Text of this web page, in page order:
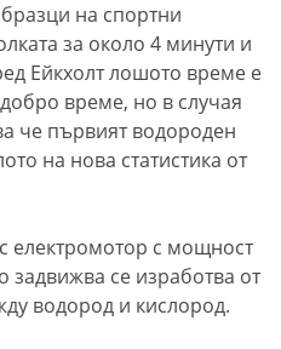
на спортни
за около 4 минути и
Ейкхолт лошото време е
време, но в случая
че първият водороден
на нова статистика от
електромотор с мощност
задвижва се изработва от
водород и кислород.